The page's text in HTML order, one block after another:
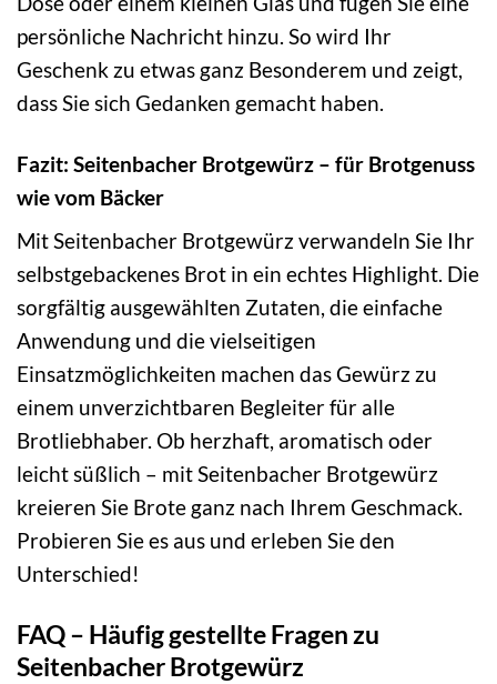
persönliche Nachricht hinzu. So wird Ihr
Geschenk zu etwas ganz Besonderem und zeigt,
dass Sie sich Gedanken gemacht haben.
Fazit: Seitenbacher Brotgewürz – für Brotgenuss
wie vom Bäcker
Mit Seitenbacher Brotgewürz verwandeln Sie Ihr
selbstgebackenes Brot in ein echtes Highlight. Die
sorgfältig ausgewählten Zutaten, die einfache
Anwendung und die vielseitigen
Einsatzmöglichkeiten machen das Gewürz zu
einem unverzichtbaren Begleiter für alle
Brotliebhaber. Ob herzhaft, aromatisch oder
leicht süßlich – mit Seitenbacher Brotgewürz
kreieren Sie Brote ganz nach Ihrem Geschmack.
Probieren Sie es aus und erleben Sie den
Unterschied!
FAQ – Häufig gestellte Fragen zu
Seitenbacher Brotgewürz